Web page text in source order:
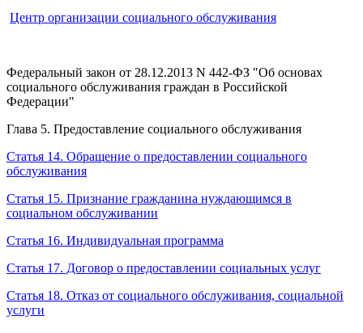
Центр организации социального обслуживания
Федеральный закон от 28.12.2013 N 442-ФЗ "Об основах
социального обслуживания граждан в Российской
Федерации"
Глава 5. Предоставление социального обслуживания
Статья 14. Обращение о предоставлении социального
обслуживания
Статья 15. Признание гражданина нуждающимся в
социальном обслуживании
Статья 16. Индивидуальная программа
Статья 17. Договор о предоставлении социальных услуг
Статья 18. Отказ от социального обслуживания, социальной
услуги